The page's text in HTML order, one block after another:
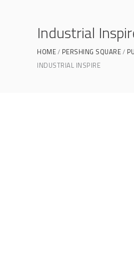
Industrial
HOME PERSHING SQUARE
INDUSTRIAL INSPIRE